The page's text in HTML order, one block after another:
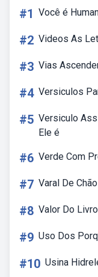
#1 Você é
#2 Videos As
#3 Vias
#4 Versiculos
#5 Versiculo
Ele é
#6 Verde Com
#7 Varal De
#8 Valor Do
#9 Uso Dos
#10 Usina